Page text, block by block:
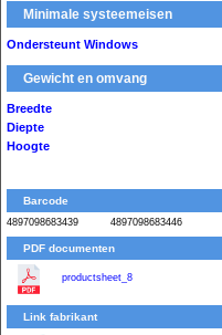
Minimale systeemeisen
Ondersteunt Windows
Gewicht en omvang
Breedte
Diepte
Hoogte
Barcode
4897098683439 4897098683446
PDF documenten
productsheet_8
Link fabrikant